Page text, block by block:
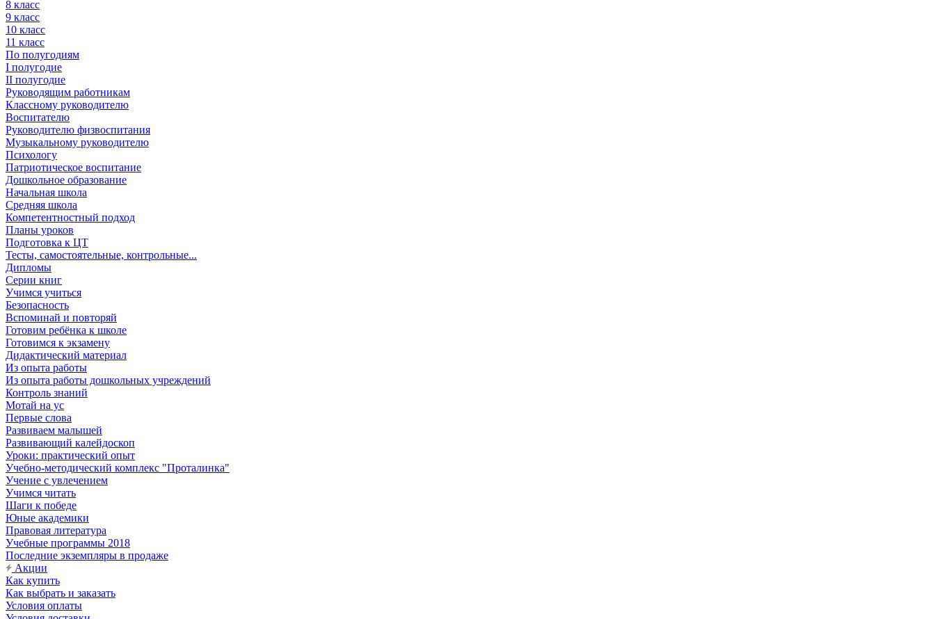
8 класс
9 класс
10 класс
11 класс
По полугодиям
I полугодие
II полугодие
Руководящим работникам
Классному руководителю
Воспитателю
Руководителю физвоспитания
Музыкальному руководителю
Психологу
Патриотическое воспитание
Дошкольное образование
Начальная школа
Средняя школа
Компетентностный подход
Планы уроков
Подготовка к ЦТ
Тесты, самостоятельные, контрольные...
Дипломы
Серии книг
Учимся учиться
Безопасность
Вспоминай и повторяй
Готовим ребёнка к школе
Готовимся к экзамену
Дидактический материал
Из опыта работы
Из опыта работы дошкольных учреждений
Контроль знаний
Мотай на ус
Первые слова
Развиваем малышей
Развивающий калейдоскоп
Уроки: практический опыт
Учебно-методический комплекс "Проталинка"
Учение с увлечением
Учимся читать
Шаги к победе
Юные академики
Правовая литература
Учебные программы 2018
Последние экземпляры в продаже
Акции
Как купить
Как выбрать и заказать
Условия оплаты